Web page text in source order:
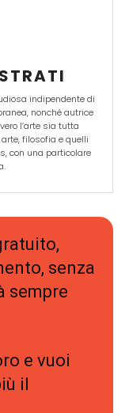
indipendente di
nonché autrice
l’arte sia tutta
filosofia e quelli
con una particolare
senza
sempre
e vuoi
il